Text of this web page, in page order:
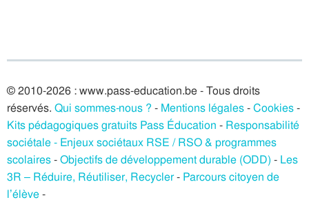
© 2010-2026 : www.pass-education.be - Tous droits
réservés. Qui sommes-nous ? - Mentions légales-Cookies-
Kits pédagogiques gratuits Pass Éducation - Responsabilité
sociétale - Enjeux sociétaux RSE / RSO & programmes
scolaires-Objectifs de développement durable (ODD) - Les
3R – Réduire, Réutiliser, Recycler- Parcours citoyen de
l’élève-